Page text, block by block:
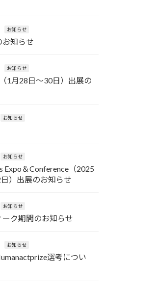
お知らせ
お知らせ
お知らせ
1月28日～30日）出展の
お知らせ
お知らせ
Expo＆Conference（2025
）出展のお知らせ
お知らせ
ーク期間のお知らせ
お知らせ
選考につい